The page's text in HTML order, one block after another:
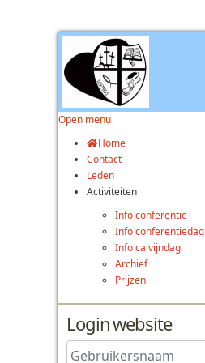
Open menu
Home
Contact
Leden
Activiteiten
Info conferentie
Info conferentiedag
Info calvijndag
Archief
Prijzen
Login website
Gebruikersnaam